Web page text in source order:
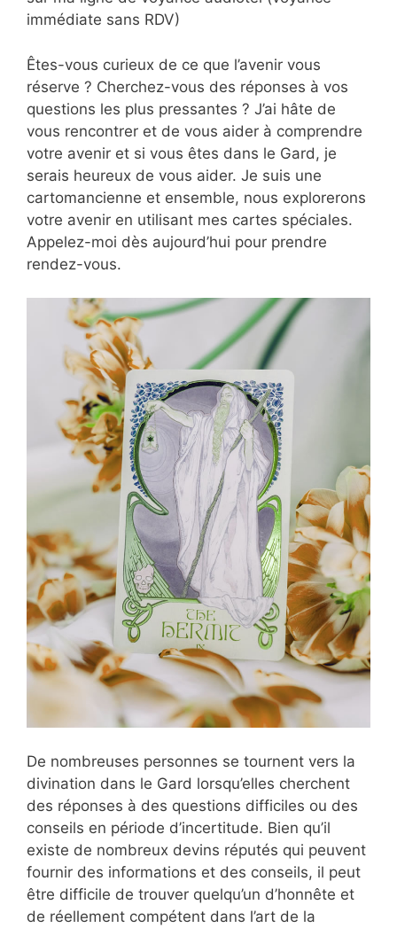
immédiate sans RDV)
Êtes-vous curieux de ce que l’avenir vous
réserve ? Cherchez-vous des réponses à vos
questions les plus pressantes ? J’ai hâte de
vous rencontrer et de vous aider à comprendre
votre avenir et si vous êtes dans le Gard, je
serais heureux de vous aider. Je suis une
cartomancienne et ensemble, nous explorerons
votre avenir en utilisant mes cartes spéciales.
Appelez-moi dès aujourd’hui pour prendre
rendez-vous.
De nombreuses personnes se tournent vers la
divination dans le Gard lorsqu’elles cherchent
des réponses à des questions difficiles ou des
conseils en période d’incertitude. Bien qu’il
existe de nombreux devins réputés qui peuvent
fournir des informations et des conseils, il peut
être difficile de trouver quelqu’un d’honnête et
de réellement compétent dans l’art de la